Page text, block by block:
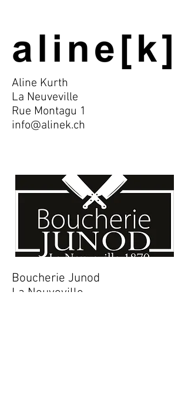
Aline Kurth
La Neuveville
Rue Montagu 1
info@alinek.ch
Boucherie Junod
La Neuveville